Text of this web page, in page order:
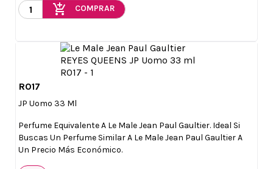
add_shopping_cart COMPRAR
R017
JP Uomo 33 Ml
Perfume Equivalente A Le Male Jean Paul Gaultier. Ideal Si
Buscas Un Perfume Similar A Le Male Jean Paul Gaultier A
Un Precio Más Económico.